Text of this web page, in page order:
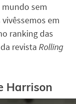
sem
em
ranking das
revista Rolling
Harrison